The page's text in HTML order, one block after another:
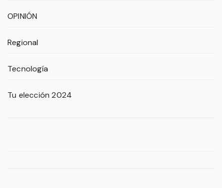
OPINIÓN
Regional
Tecnología
Tu elección 2024